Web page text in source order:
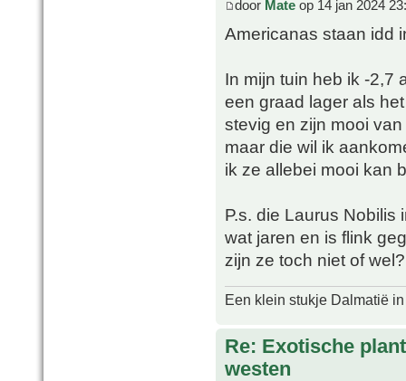
door Mate op 14 jan 2024
Americanas staan idd
In mijn tuin heb ik -2,7
een graad lager als
stevig en zijn mooi
maar die wil ik
ik ze allebei mooi kan
P.s. die Laurus Nobilis
wat jaren en is flink
zijn ze toch niet of wel?
Een klein stukje Dalmatië
Re: Exotische
westen